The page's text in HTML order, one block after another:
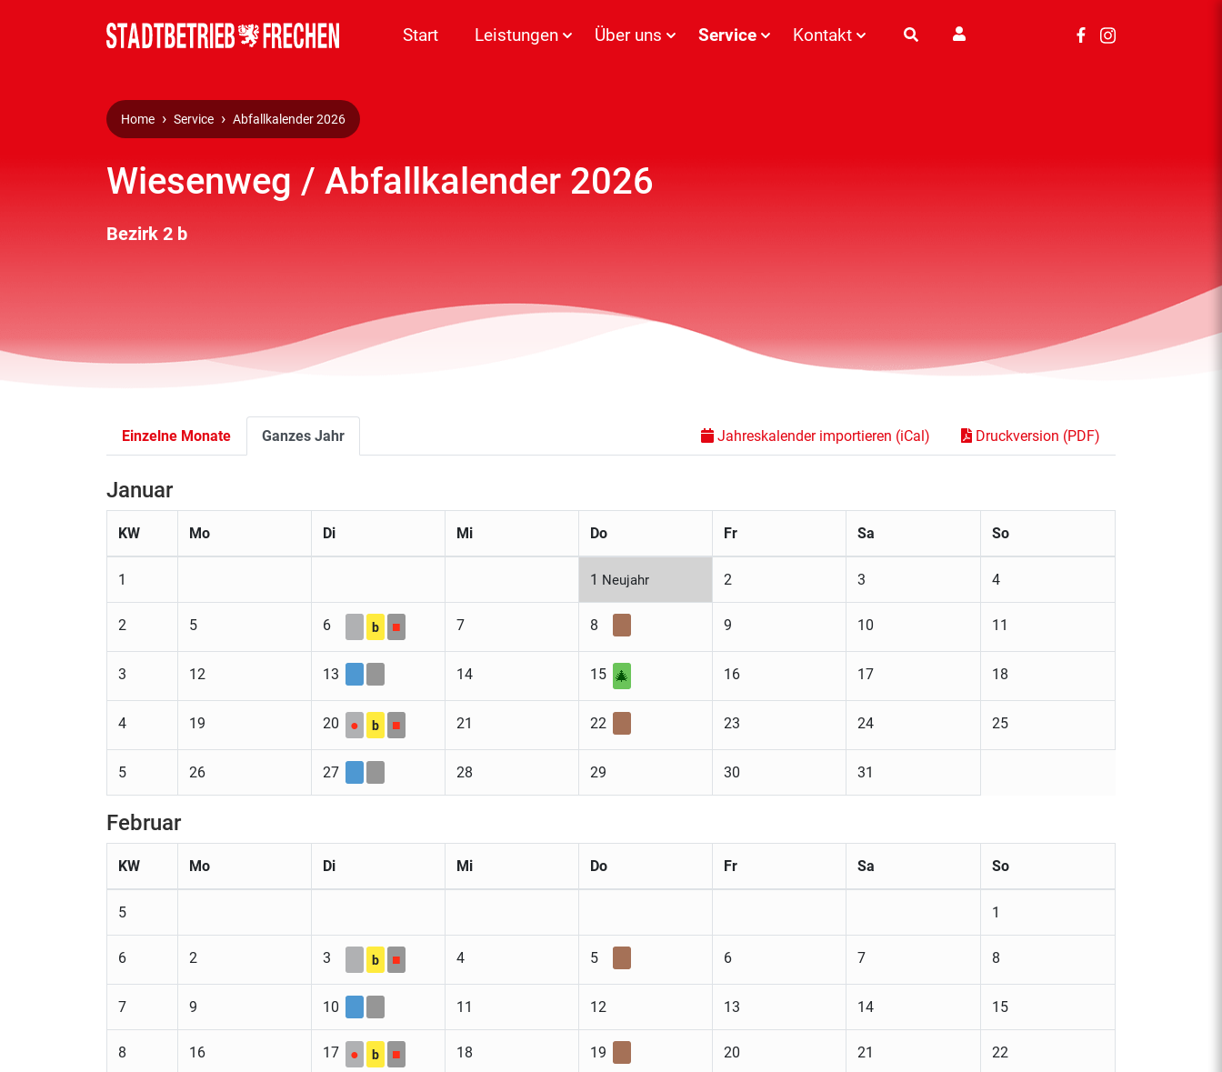
Start Leistungen Über uns Service Kontakt
Home Service Abfallkalender 2026
Wiesenweg / Abfallkalender 2026
Bezirk 2 b
Einzelne Monate Ganzes Jahr Jahreskalender importieren (iCal) Druckversion (PDF)
Januar
KW Mo Di Mi Do Fr Sa So
1 1 Neujahr 2 3 4
2 5 6 b ■ 7 8 9 10 11
3 12 13 14 15 🎄 16 17 18
4 19 20 ● b ■ 21 22 23 24 25
5 26 27 28 29 30 31
Februar
KW Mo Di Mi Do Fr Sa So
5 1
6 2 3 b ■ 4 5 6 7 8
7 9 10 11 12 13 14 15
8 16 17 ● b ■ 18 19 20 21 22